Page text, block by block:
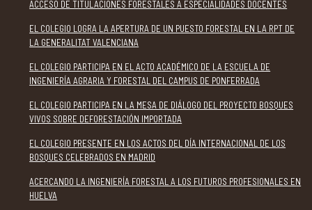
ACCESO DE TITULACIONES FORESTALES A ESPECIALIDADES DOCENTES
EL COLEGIO LOGRA LA APERTURA DE UN PUESTO FORESTAL EN LA RPT DE
LA GENERALITAT VALENCIANA
EL COLEGIO PARTICIPA EN EL ACTO ACADÉMICO DE LA ESCUELA DE
INGENIERÍA AGRARIA Y FORESTAL DEL CAMPUS DE PONFERRADA
EL COLEGIO PARTICIPA EN LA MESA DE DIÁLOGO DEL PROYECTO BOSQUES
VIVOS SOBRE DEFORESTACIÓN IMPORTADA
EL COLEGIO PRESENTE EN LOS ACTOS DEL DÍA INTERNACIONAL DE LOS
BOSQUES CELEBRADOS EN MADRID
ACERCANDO LA INGENIERÍA FORESTAL A LOS FUTUROS PROFESIONALES EN
HUELVA